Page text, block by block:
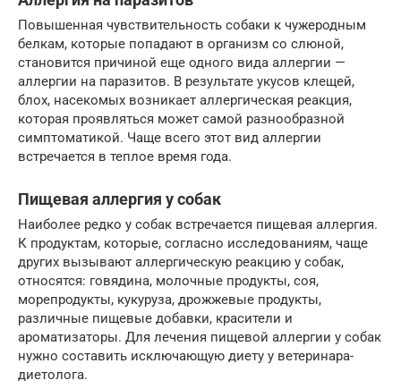
Повышенная чувствительность собаки к чужеродным
белкам, которые попадают в организм со слюной,
становится причиной еще одного вида аллергии —
аллергии на паразитов. В результате укусов клещей,
блох, насекомых возникает аллергическая реакция,
которая проявляться может самой разнообразной
симптоматикой. Чаще всего этот вид аллергии
встречается в теплое время года.
Пищевая аллергия у собак
Наиболее редко у собак встречается пищевая аллергия.
К продуктам, которые, согласно исследованиям, чаще
других вызывают аллергическую реакцию у собак,
относятся: говядина, молочные продукты, соя,
морепродукты, кукуруза, дрожжевые продукты,
различные пищевые добавки, красители и
ароматизаторы. Для лечения пищевой аллергии у собак
нужно составить исключающую диету у ветеринара-
диетолога.